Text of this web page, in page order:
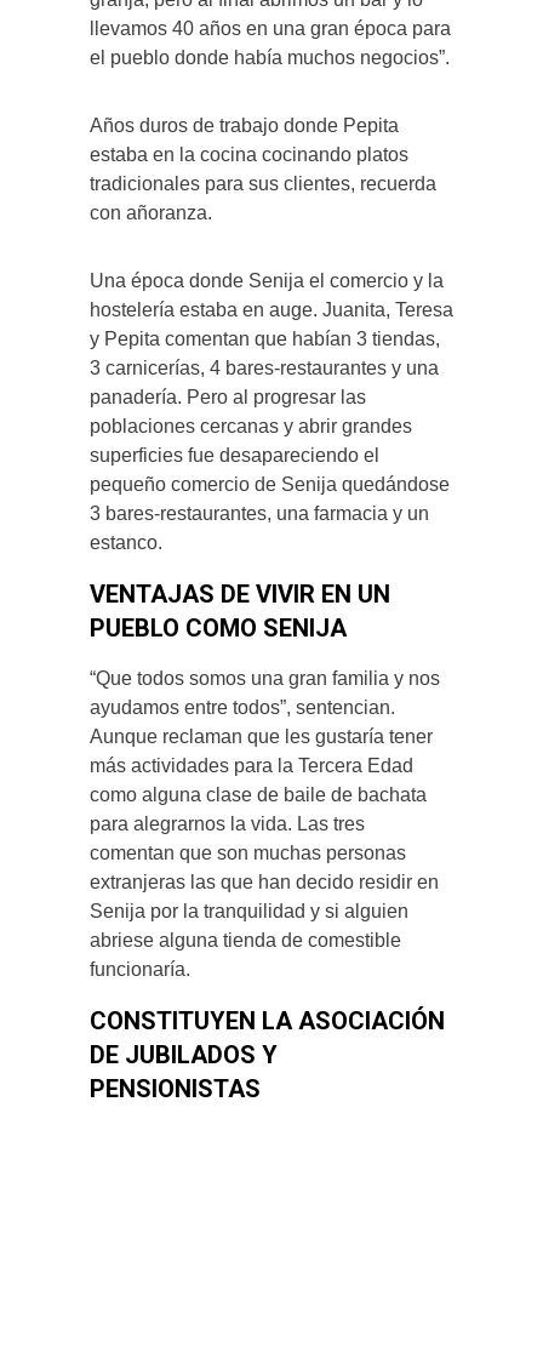
llevamos 40 años en una gran época para
el pueblo donde había muchos negocios”.
Años duros de trabajo donde Pepita
estaba en la cocina cocinando platos
tradicionales para sus clientes, recuerda
con añoranza.
Una época donde Senija el comercio y la
hostelería estaba en auge. Juanita, Teresa
y Pepita comentan que habían 3 tiendas,
3 carnicerías, 4 bares-restaurantes y una
panadería. Pero al progresar las
poblaciones cercanas y abrir grandes
superficies fue desapareciendo el
pequeño comercio de Senija quedándose
3 bares-restaurantes, una farmacia y un
estanco.
VENTAJAS DE VIVIR EN UN
PUEBLO COMO SENIJA
“Que todos somos una gran familia y nos
ayudamos entre todos”, sentencian.
Aunque reclaman que les gustaría tener
más actividades para la Tercera Edad
como alguna clase de baile de bachata
para alegrarnos la vida. Las tres
comentan que son muchas personas
extranjeras las que han decido residir en
Senija por la tranquilidad y si alguien
abriese alguna tienda de comestible
funcionaría.
CONSTITUYEN LA ASOCIACIÓN
DE JUBILADOS Y
PENSIONISTAS